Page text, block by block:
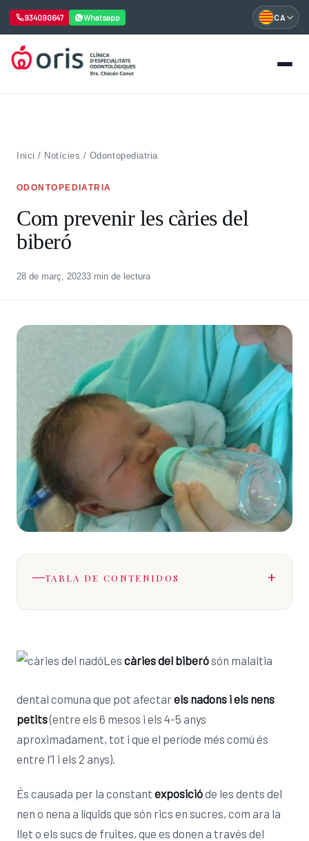
934090647 Whatsapp CA
Inici / Notícies / Odontopediatria
ODONTOPEDIATRIA
Com prevenir les càries del
biberó
28 de març, 20233 min de lectura
TABLA DE CONTENIDOS
Les càries del biberósón malaltia
dental comuna que pot afectarels nadons i els nens
petits(entre els 6 mesos i els 4-5 anys
aproximadament, tot i que el període més comú és
entre l’1 i els 2 anys).
És causada per la constant exposicióde les dents del
nen o nena a líquids que són rics en sucres, com ara la
llet o els sucs de fruites, que es donen a través del